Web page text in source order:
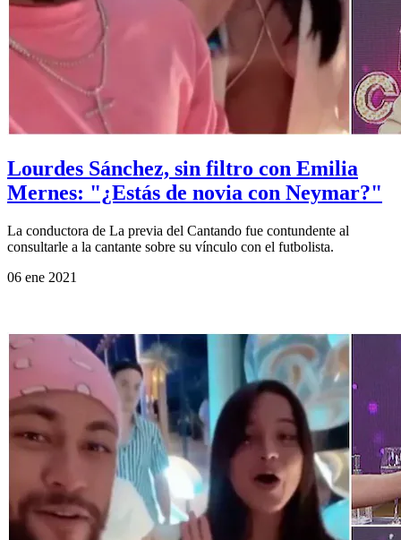
Lourdes Sánchez, sin filtro con Emilia
Mernes: "¿Estás de novia con Neymar?"
La conductora de La previa del Cantando fue contundente al
consultarle a la cantante sobre su vínculo con el futbolista.
06 ene 2021